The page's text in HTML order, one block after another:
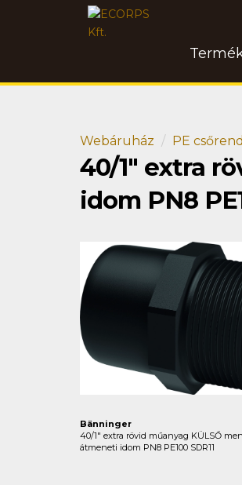
Webáruház PE
40/1" extra
idom PN8
Bänninger
40/1" extra rövid műanyag KÜLSŐ
átmeneti idom PN8 PE100 SDR11